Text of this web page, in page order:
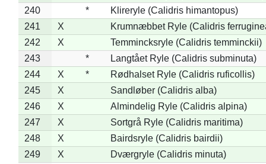
240
*
Klireryle (Calidris himantopus)
241
X
Krumnæbbet Ryle (Calidris
242
X
Temmincksryle (Calidris temminckii)
243
*
Langtået Ryle (Calidris subminuta)
244
X *
Rødhalset Ryle (Calidris ruficollis)
245
X
Sandløber (Calidris alba)
246
X
Almindelig Ryle (Calidris alpina)
247
X
Sortgrå Ryle (Calidris maritima)
248
X
Bairdsryle (Calidris bairdii)
249
X
Dværgryle (Calidris minuta)